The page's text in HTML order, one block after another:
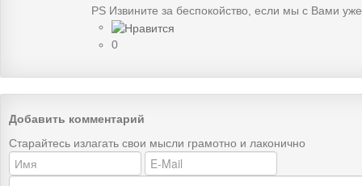
PS Извините за беспокойство, если мы с Вами
0
Добавить комментарий
Старайтесь излагать свои мысли грамотно и лаконично